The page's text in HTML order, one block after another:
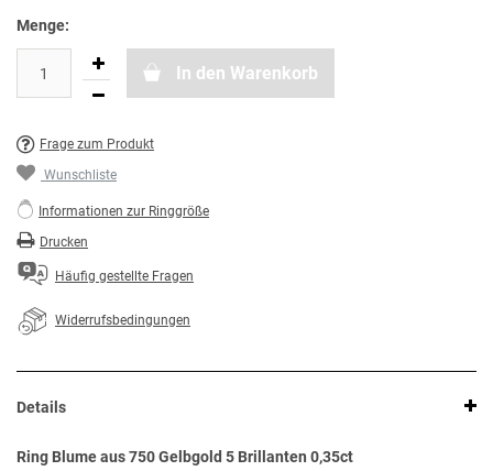
Menge:
In den Warenkorb
Frage zum Produkt
Wunschliste
Informationen zur Ringgröße
Drucken
Häufig gestellte Fragen
Widerrufsbedingungen
Details
Ring Blume aus 750 Gelbgold 5 Brillanten 0,35ct